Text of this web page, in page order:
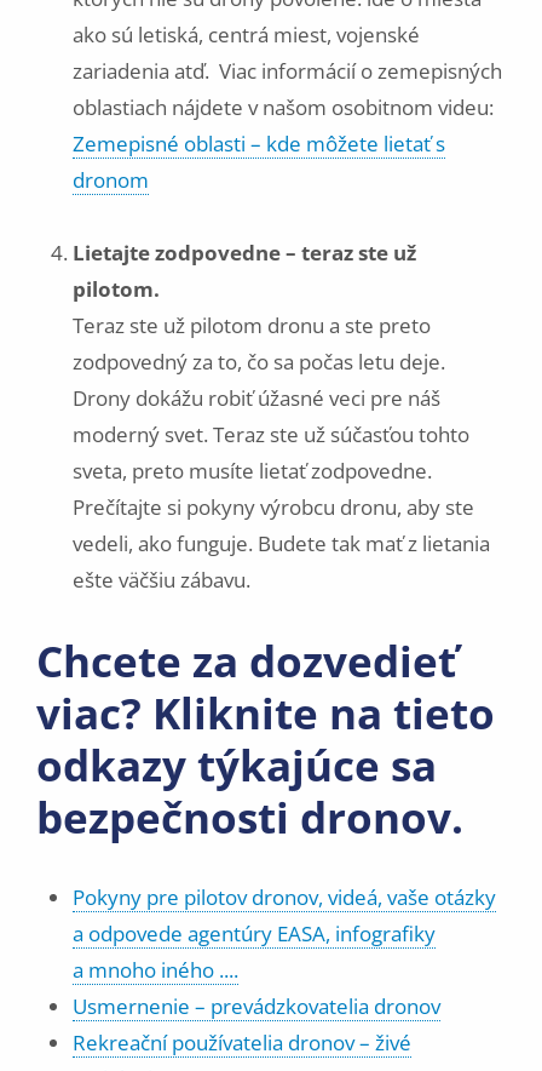
ako sú letiská, centrá miest, vojenské
zariadenia atď. Viac informácií o zemepisných
oblastiach nájdete v našom osobitnom videu:
Zemepisné oblasti – kde môžete lietať s
dronom
Lietajte zodpovedne – teraz ste už
pilotom.
Teraz ste už pilotom dronu a ste preto
zodpovedný za to, čo sa počas letu deje.
Drony dokážu robiť úžasné veci pre náš
moderný svet. Teraz ste už súčasťou tohto
sveta, preto musíte lietať zodpovedne.
Prečítajte si pokyny výrobcu dronu, aby ste
vedeli, ako funguje. Budete tak mať z lietania
ešte väčšiu zábavu.
Chcete za dozvedieť
viac? Kliknite na tieto
odkazy týkajúce sa
bezpečnosti dronov.
Pokyny pre pilotov dronov, videá, vaše otázky
a odpovede agentúry EASA, infografiky
a mnoho iného ....
Usmernenie – prevádzkovatelia dronov
Rekreační používatelia dronov – živé